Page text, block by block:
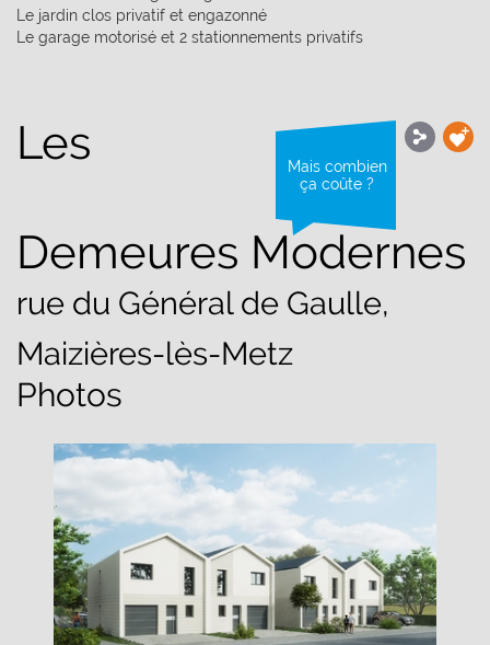
Le jardin clos privatif et engazonné
Le garage motorisé et 2 stationnements privatifs
Mais combien
ça coûte ?
Les
Demeures Modernes
rue du Général de Gaulle,
Maizières-lès-Metz
Photos